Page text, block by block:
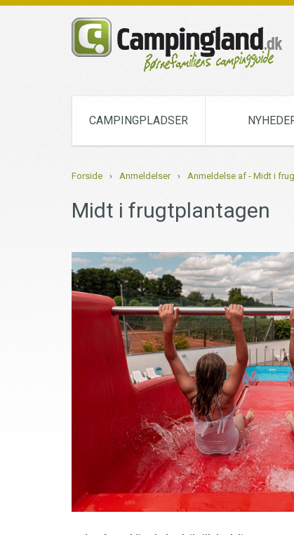
CAMPINGPLADSER
Forside › Anmeldelser › Anmeldelse af - Midt i
Midt i frugtplantagen